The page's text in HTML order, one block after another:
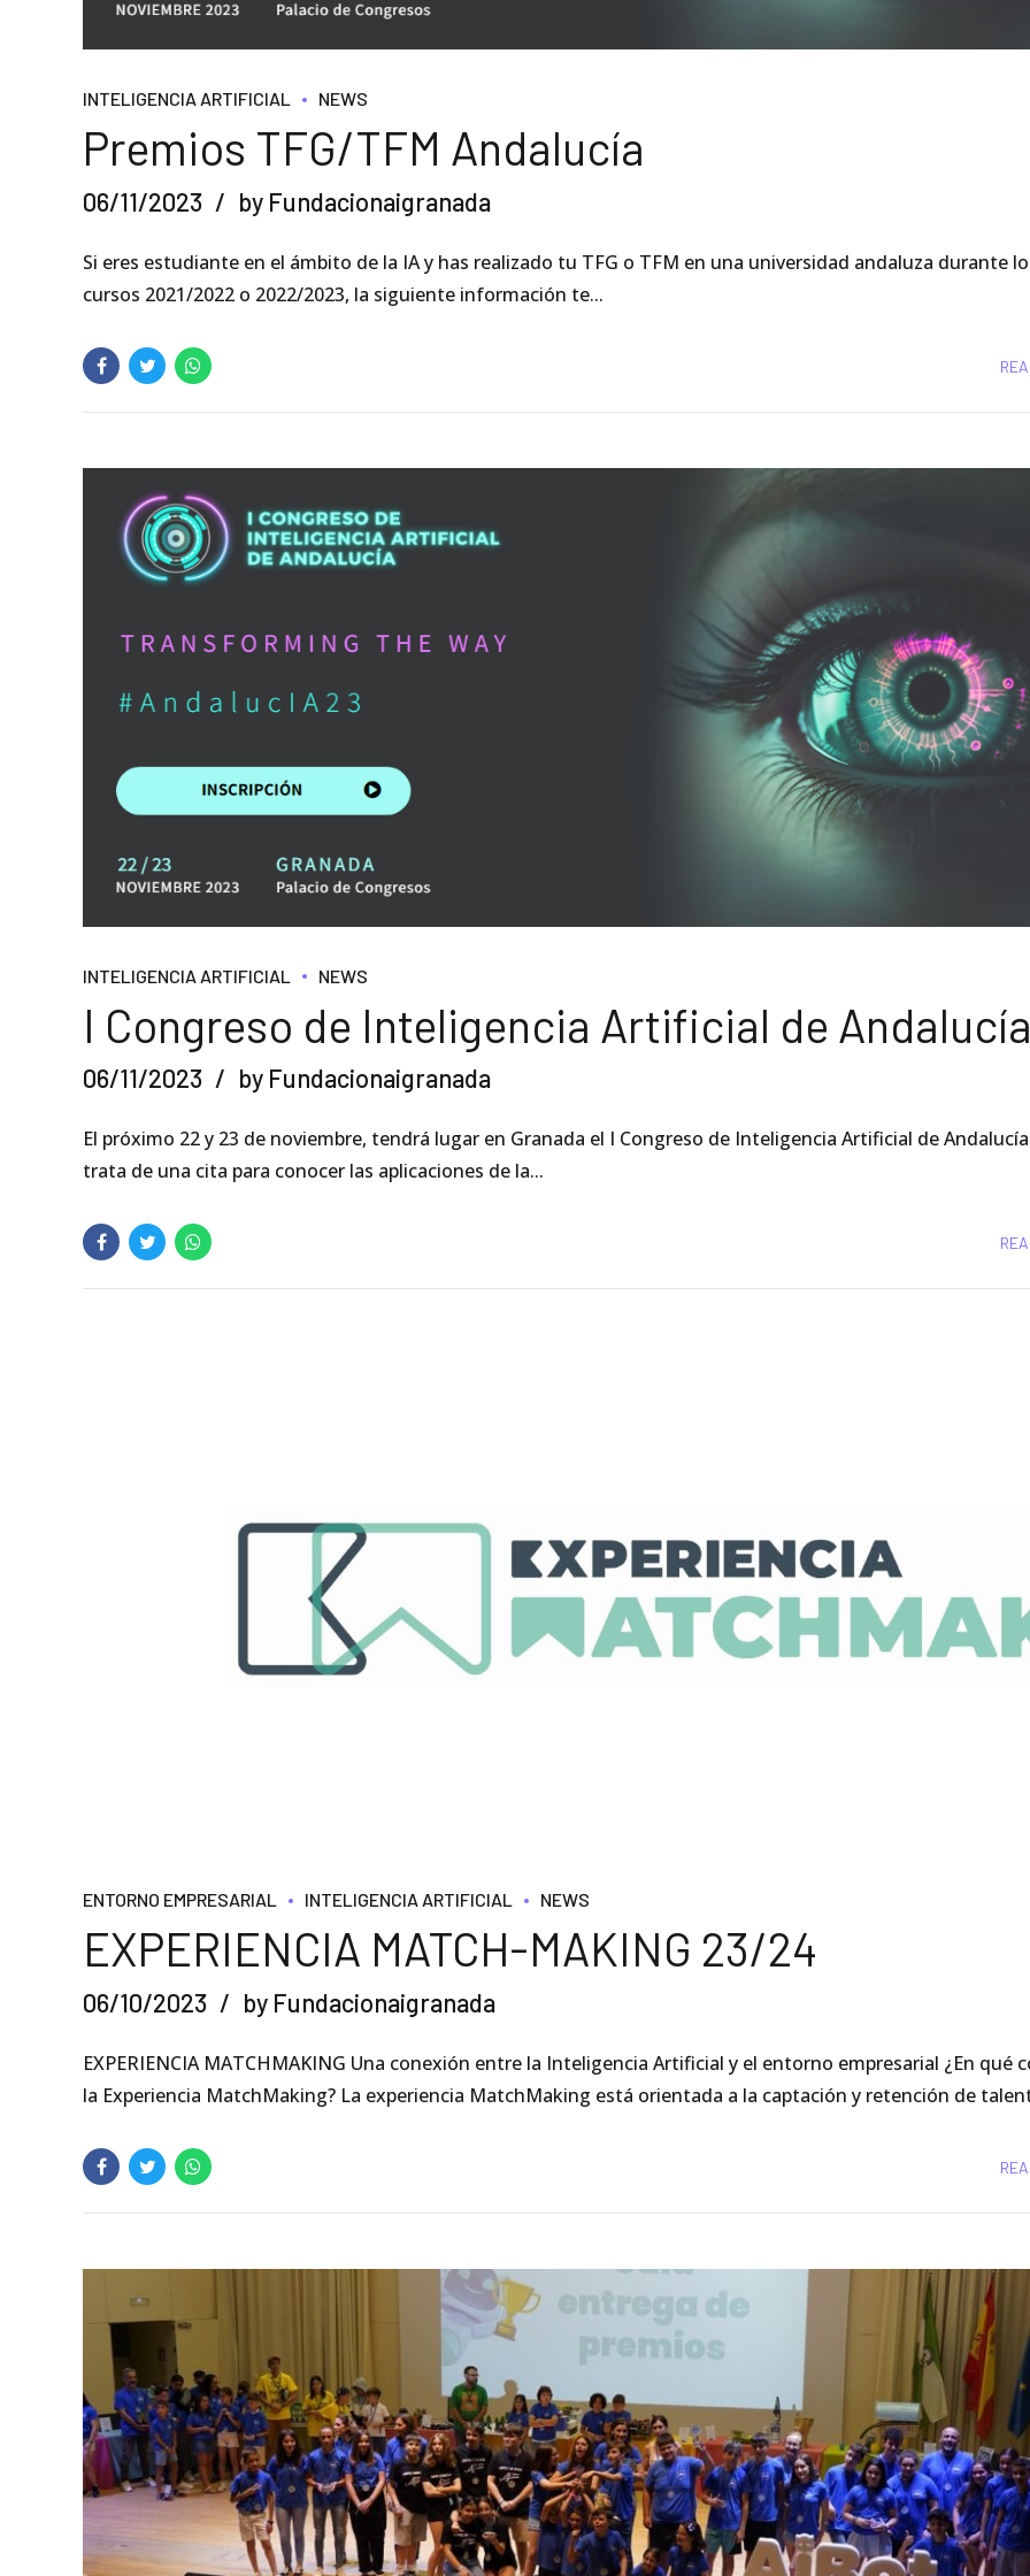
INTELIGENCIA ARTIFICIAL NEWS
Premios TFG/TFM Andalucía
06/11/2023 by Fundacionaigranada
Si eres estudiante en el ámbito de la IA y has realizado tu TFG o TFM en una universidad andaluza durante
cursos 2021/2022 o 2022/2023, la siguiente información te...
INTELIGENCIA ARTIFICIAL NEWS
I Congreso de Inteligencia Artificial de
06/11/2023 by Fundacionaigranada
El próximo 22 y 23 de noviembre, tendrá lugar en Granada el I Congreso de Inteligencia Artificial de
trata de una cita para conocer las aplicaciones de la...
ENTORNO EMPRESARIAL INTELIGENCIA ARTIFICIAL NEWS
EXPERIENCIA MATCH-MAKING 23/24
06/10/2023 by Fundacionaigranada
EXPERIENCIA MATCHMAKING Una conexión entre la Inteligencia Artificial y el entorno empresarial ¿En qué
la Experiencia MatchMaking? La experiencia MatchMaking está orientada a la captación y retención de